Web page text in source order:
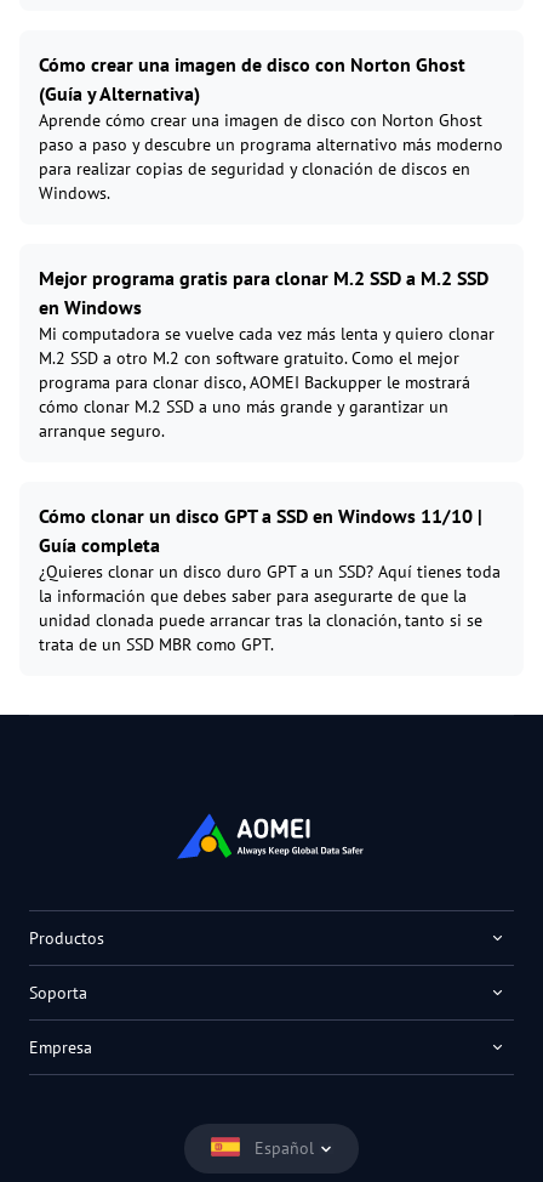
Cómo crear una imagen de disco con Norton Ghost
(Guía y Alternativa)
Aprende cómo crear una imagen de disco con Norton Ghost
paso a paso y descubre un programa alternativo más moderno
para realizar copias de seguridad y clonación de discos en
Windows.
Mejor programa gratis para clonar M.2 SSD a M.2 SSD
en Windows
Mi computadora se vuelve cada vez más lenta y quiero clonar
M.2 SSD a otro M.2 con software gratuito. Como el mejor
programa para clonar disco, AOMEI Backupper le mostrará
cómo clonar M.2 SSD a uno más grande y garantizar un
arranque seguro.
Cómo clonar un disco GPT a SSD en Windows 11/10 |
Guía completa
¿Quieres clonar un disco duro GPT a un SSD? Aquí tienes toda
la información que debes saber para asegurarte de que la
unidad clonada puede arrancar tras la clonación, tanto si se
trata de un SSD MBR como GPT.
Español
Productos
Soporta
Empresa